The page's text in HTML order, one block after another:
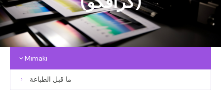
Mimaki
ما قبل الطباعة